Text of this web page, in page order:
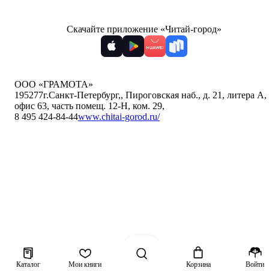
Каталог Мои книги Корзина Войти
Скачайте приложение «Читай-город»
ООО «ГРАМОТА»
195277г.Санкт-Петербург,, Пироговская наб., д. 21, литера А,
офис 63, часть помещ. 12-Н, ком. 29,
8 495 424-84-44www.chitai-gorod.ru/